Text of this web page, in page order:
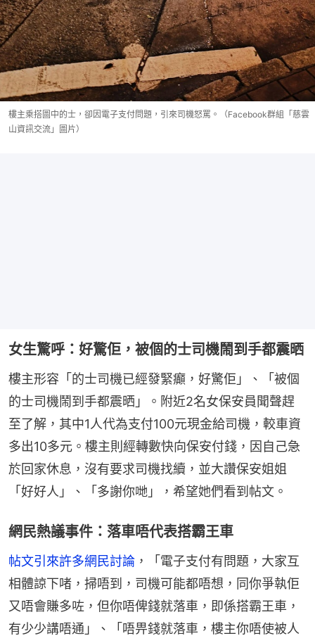
樓主乘搭圖中的士，卻因電子支付問題，引來司機怒罵。（Facebook群組「慈雲
山資訊交流」圖片）
女生驚呼：好驚佢，被個的士司機鬧到手都震晒
樓主形容「的士司機已經發緊癲，好驚佢」、「被個
的士司機鬧到手都震晒」。附近2名女保安員聞聲趕
至了解，其中1人代為支付100元現金給司機，較車資
多出10多元。樓主則經轉數快向保安付錢，因自己急
於回家休息，沒有要求司機找續，並大讚保安姐姐
「好好人」、「多謝你哋」，希望她們看到帖文。
網民熱議事件：落車唔代表搭霸王車
帖文引來許多網民討論 ，「電子支付有問題，大家互
相體諒下啫，掃唔到，司機可能都唔想，同你爭執佢
又唔會賺多咗，但你唔俾錢就落車，即係搭霸王車，
有少少講唔通」、「唔畀錢就落車，樓主你唔使被人